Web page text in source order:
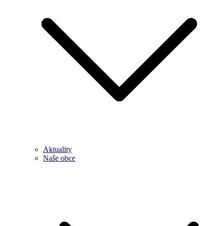
Aktuality
Naše obce